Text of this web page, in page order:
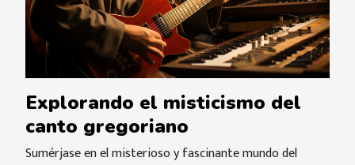
Explorando el misticismo del
canto gregoriano
Sumérjase en el misterioso y fascinante mundo del